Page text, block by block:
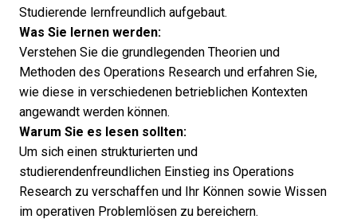
Studierende lernfreundlich aufgebaut.
Was Sie lernen werden:
Verstehen Sie die grundlegenden Theorien und
Methoden des Operations Research und erfahren Sie,
wie diese in verschiedenen betrieblichen Kontexten
angewandt werden können.
Warum Sie es lesen sollten:
Um sich einen strukturierten und
studierendenfreundlichen Einstieg ins Operations
Research zu verschaffen und Ihr Können sowie Wissen
im operativen Problemlösen zu bereichern.